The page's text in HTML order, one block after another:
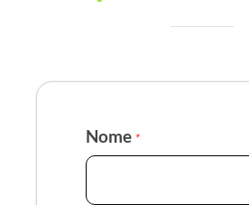
Nome *